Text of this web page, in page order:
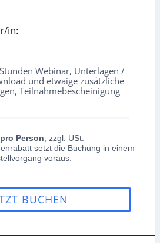
in:
Webinar, Unterlagen /
und etwaige zusätzliche
Teilnahmebescheinigung
Person , zzgl. USt.
setzt die Buchung in einem
voraus.
BUCHEN